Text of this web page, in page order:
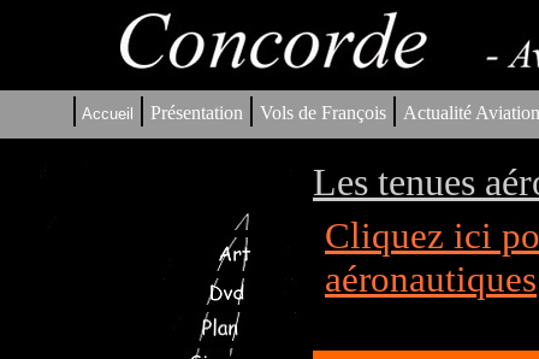
| Accueil | Présentation | Vols de François | Actualité
Les tenues
Cliquez ici
aéronautiques